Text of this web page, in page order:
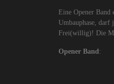
Eine Opener Band
Umbauphase, darf
Frei(willig)! Die
Opener Band: